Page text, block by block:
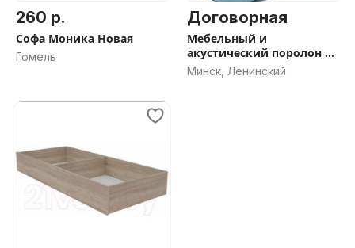
260 р.
Софа Моника Новая
Гомель
Договорная
Мебельный и
акустический поролон от
Porolons.by
Минск, Ленинский